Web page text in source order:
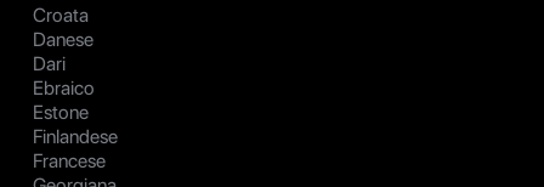
Croata
Danese
Dari
Ebraico
Estone
Finlandese
Francese